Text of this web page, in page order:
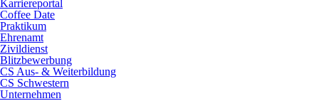
Karriereportal
Coffee Date
Praktikum
Ehrenamt
Zivildienst
Blitzbewerbung
CS Aus- & Weiterbildung
CS Schwestern
Unternehmen